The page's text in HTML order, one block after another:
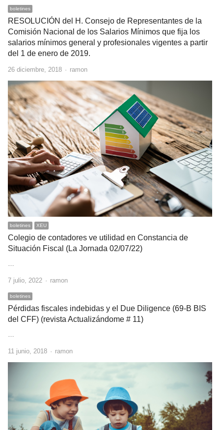
boletines
RESOLUCIÓN del H. Consejo de Representantes de la
Comisión Nacional de los Salarios Mínimos que fija los
salarios mínimos general y profesionales vigentes a partir
del 1 de enero de 2019.
26 diciembre, 2018 Author
ramon
boletines XEU
Colegio de contadores ve utilidad en Constancia de
Situación Fiscal (La Jornada 02/07/22)
7 julio, 2022 Author
ramon
boletines
Pérdidas fiscales indebidas y el Due Diligence (69-B BIS
del CFF) (revista Actualizándome # 11)
11 junio, 2018 Author
ramon